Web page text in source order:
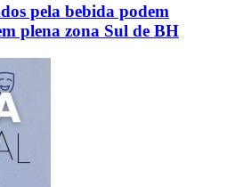
pela bebida podem
plena zona Sul de BH